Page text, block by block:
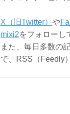
X（旧Twitter） や
mixi2をフォローし
また、毎日多数の
で、RSS（Feedly